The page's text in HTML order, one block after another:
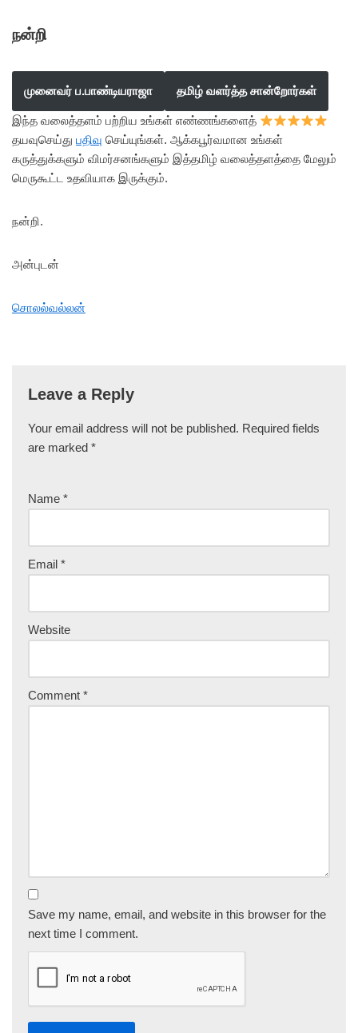
நன்றி
முனைவர் ப.பாண்டியராஜா தமிழ் வளர்த்த சான்றோர்கள்
இந்த வலைத்தளம் பற்றிய உங்கள் எண்ணங்களைத்
தயவுசெய்து பதிவு செய்யுங்கள். ஆக்கபூர்வமான உங்கள்
கருத்துக்களும் விமர்சனங்களும் இத்தமிழ் வலைத்தளத்தை மேலும்
மெருகூட்ட உதவியாக இருக்கும்.
நன்றி.
அன்புடன்
சொலல்வல்லன்
Leave a Reply
Your email address will not be published. Required fields
are marked *
Name *
Email *
Website
Comment *
Save my name, email, and website in this browser for the
next time I comment.